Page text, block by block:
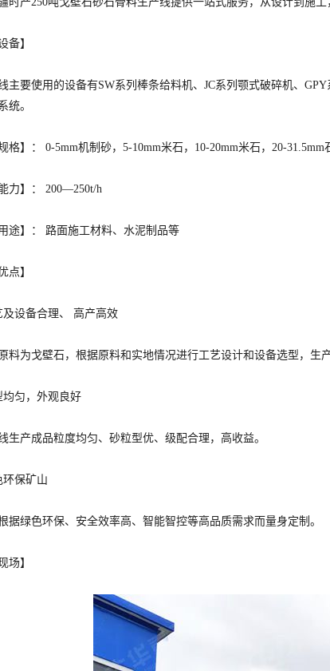
】
要使用的设备有SW系列棒条给料机、JC系列颚式破碎机、
统。
】： 0-5mm机制砂，5-10mm米石，10-20mm米石，20-31.5mm
】： 200—250t/h
】： 路面施工材料、水泥制品等
】
设备合理、 高产高效
为戈壁石，根据原料和实地情况进行工艺设计和设备选型，生产
匀，外观良好
产成品粒度均匀、砂粒型优、级配合理，高收益。
保矿山
绿色环保、安全效率高、智能智控等高品质需求而量身定制。
】